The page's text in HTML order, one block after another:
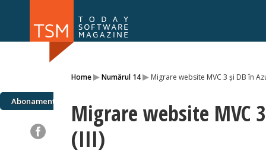
Home▸Numărul 14▸ Migrare website MVC 3 și DB în
Abonamente
Migrare website MVC
(III)